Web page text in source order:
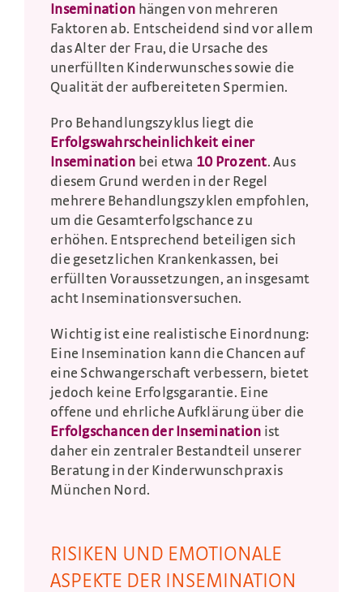
Insemination hängen von mehreren
Faktoren ab. Entscheidend sind vor allem
das Alter der Frau, die Ursache des
unerfüllten Kinderwunsches sowie die
Qualität der aufbereiteten Spermien.
Pro Behandlungszyklus liegt die
Erfolgswahrscheinlichkeit einer
Insemination bei etwa 10 Prozent. Aus
diesem Grund werden in der Regel
mehrere Behandlungszyklen empfohlen,
um die Gesamterfolgschance zu
erhöhen. Entsprechend beteiligen sich
die gesetzlichen Krankenkassen, bei
erfüllten Voraussetzungen, an insgesamt
acht Inseminationsversuchen.
Wichtig ist eine realistische Einordnung:
Eine Insemination kann die Chancen auf
eine Schwangerschaft verbessern, bietet
jedoch keine Erfolgsgarantie. Eine
offene und ehrliche Aufklärung über die
Erfolgschancen der Insemination ist
daher ein zentraler Bestandteil unserer
Beratung in der Kinderwunschpraxis
München Nord.
RISIKEN UND EMOTIONALE
ASPEKTE DER INSEMINATION